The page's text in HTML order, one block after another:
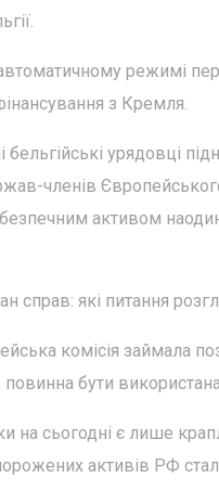
режимі
з Кремля.
бельгійські урядовці
членів
активом
справ: які питання
комісія займала
повинна бути
на сьогодні є лише
активів РФ